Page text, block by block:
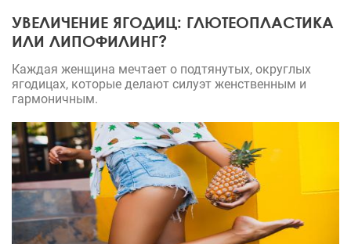
УВЕЛИЧЕНИЕ ЯГОДИЦ: ГЛЮТЕОПЛАСТИКА
ИЛИ ЛИПОФИЛИНГ?
Каждая женщина мечтает о подтянутых, округлых
ягодицах, которые делают силуэт женственным и
гармоничным.